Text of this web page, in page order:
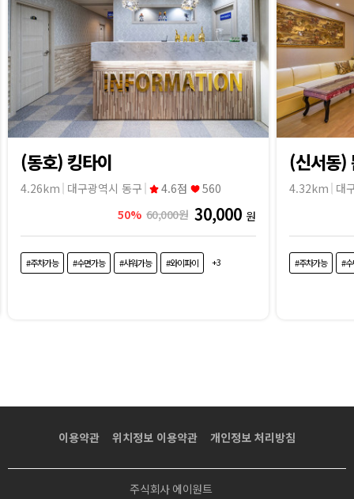
(동호) 킹타이
4.26km 대구광역시 동구 4.6점
560
50% 60,000원 30,000 원
#주차가능 #수면가능 #샤워가능 #와이파이 +3
(신서동)
4.32km 대
#주차가능 #
이용약관 위치정보 이용약관 개인정보 처리방침
주식회사 에이원트